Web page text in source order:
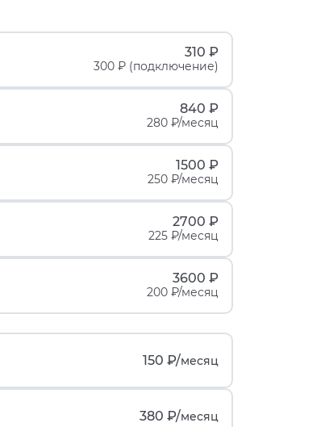
310 ₽
300 ₽ (подключение)
840 ₽
280 ₽/месяц
1500 ₽
250 ₽/месяц
2700 ₽
225 ₽/месяц
3600 ₽
200 ₽/месяц
150 ₽/месяц
380 ₽/месяц